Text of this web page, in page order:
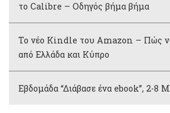
το Calibre – Οδηγός βήμα βήμα
Το νέο Kindle του Amazon – Πώς
από Ελλάδα και Κύπρο
Εβδομάδα “Διάβασε ένα ebook”, 2-8